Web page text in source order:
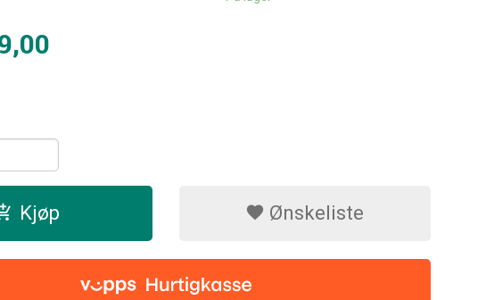
Kjøp Ønskeliste